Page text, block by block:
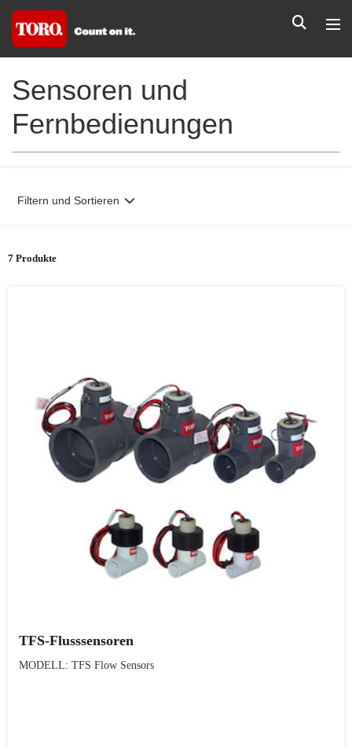
Sensoren und
Fernbedienungen
7 Produkte
Filtern und Sortieren
TFS-Flusssensoren
MODELL: TFS Flow Sensors